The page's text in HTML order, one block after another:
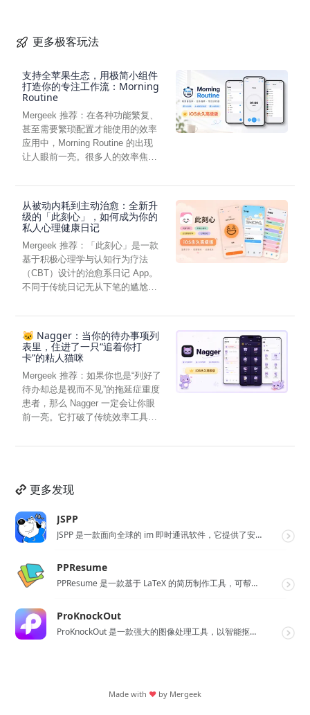
更多极客玩法
支持全苹果生态，用极简小组件
打造你的专注工作流：Morning
Routine
Mergeek 推荐：在各种功能繁复、
甚至需要繁琐配置才能使用的效率
应用中，Morning Routine 的出现
让人眼前一亮。很多人的效率焦
从被动内耗到主动治愈：全新升
级的「此刻心」，如何成为你的
私人心理健康日记
Mergeek 推荐：「此刻心」是一款
基于积极心理学与认知行为疗法
（CBT）设计的治愈系日记 App。
不同于传统日记无从下笔的尴尬，
🐱 Nagger：当你的待办事项列
表里，住进了一只“追着你打
卡”的粘人猫咪
Mergeek 推荐：如果你也是“列好了
待办却总是视而不见”的拖延症重度
患者，那么 Nagger 一定会让你眼
前一亮。它打破了传统效率工具冰
更多发现
JSPP
JSPP 是一款面向全球的 im 即时通讯软件，它提供了安全、稳定、高效的通讯服务，免费音视频通话，...
PPResume
PPResume 是一款基于 LaTeX 的简历制作工具，可帮助用户在几分钟内快速制作精美、排版良好...
ProKnockOut
ProKnockOut 是一款强大的图像处理工具，以智能抠图为核心，集成了图片合成、人像美容、照片编...
Made with ❤ by Mergeek